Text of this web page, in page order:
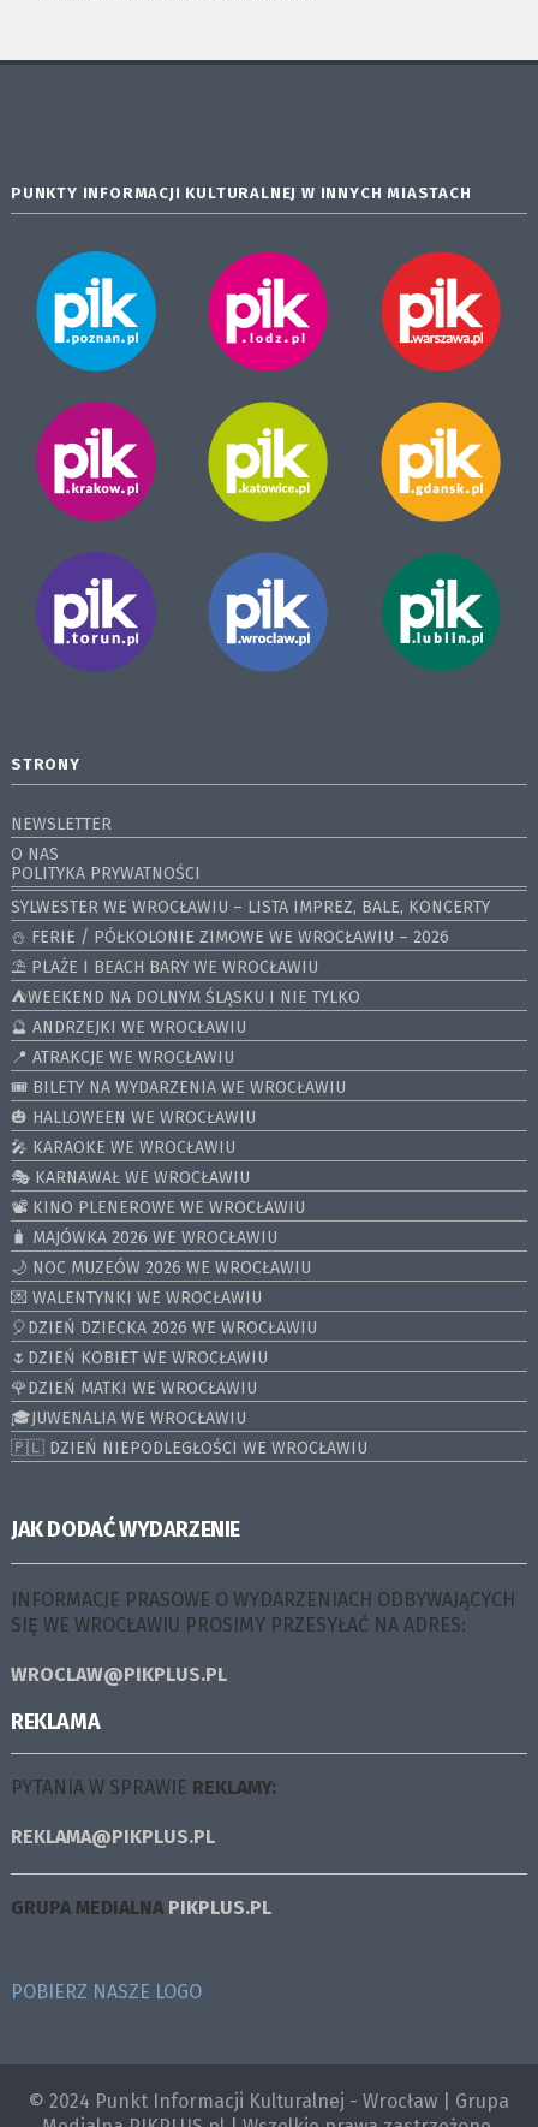
PUNKTY INFORMACJI KULTURALNEJ W INNYCH MIASTACH
STRONY
NEWSLETTER
O NAS
POLITYKA PRYWATNOŚCI
SYLWESTER WE WROCŁAWIU – LISTA IMPREZ, BALE, KONCERTY
⛄️ FERIE / PÓŁKOLONIE ZIMOWE WE WROCŁAWIU – 2026
⛱️ PLAŻE I BEACH BARY WE WROCŁAWIU
⛺️WEEKEND NA DOLNYM ŚLĄSKU I NIE TYLKO
🔮 ANDRZEJKI WE WROCŁAWIU
📍 ATRAKCJE WE WROCŁAWIU
🎟️ BILETY NA WYDARZENIA WE WROCŁAWIU
🎃 HALLOWEEN WE WROCŁAWIU
🎤 KARAOKE WE WROCŁAWIU
🎭 KARNAWAŁ WE WROCŁAWIU
📽️ KINO PLENEROWE WE WROCŁAWIU
🧳 MAJÓWKA 2026 WE WROCŁAWIU
🌙 NOC MUZEÓW 2026 WE WROCŁAWIU
💌 WALENTYNKI WE WROCŁAWIU
🎈DZIEŃ DZIECKA 2026 WE WROCŁAWIU
🌷DZIEŃ KOBIET WE WROCŁAWIU
🌹DZIEŃ MATKI WE WROCŁAWIU
🎓JUWENALIA WE WROCŁAWIU
🇵🇱 DZIEŃ NIEPODLEGŁOŚCI WE WROCŁAWIU
JAK DODAĆ WYDARZENIE
INFORMACJE PRASOWE O WYDARZENIACH ODBYWAJĄCYCH
SIĘ WE WROCŁAWIU PROSIMY PRZESYŁAĆ NA ADRES:
WROCLAW@PIKPLUS.PL
REKLAMA
PYTANIA W SPRAWIE REKLAMY:
REKLAMA@PIKPLUS.PL
GRUPA MEDIALNA PIKPLUS.PL
POBIERZ NASZE LOGO
© 2024 Punkt Informacji Kulturalnej - Wrocław | Grupa